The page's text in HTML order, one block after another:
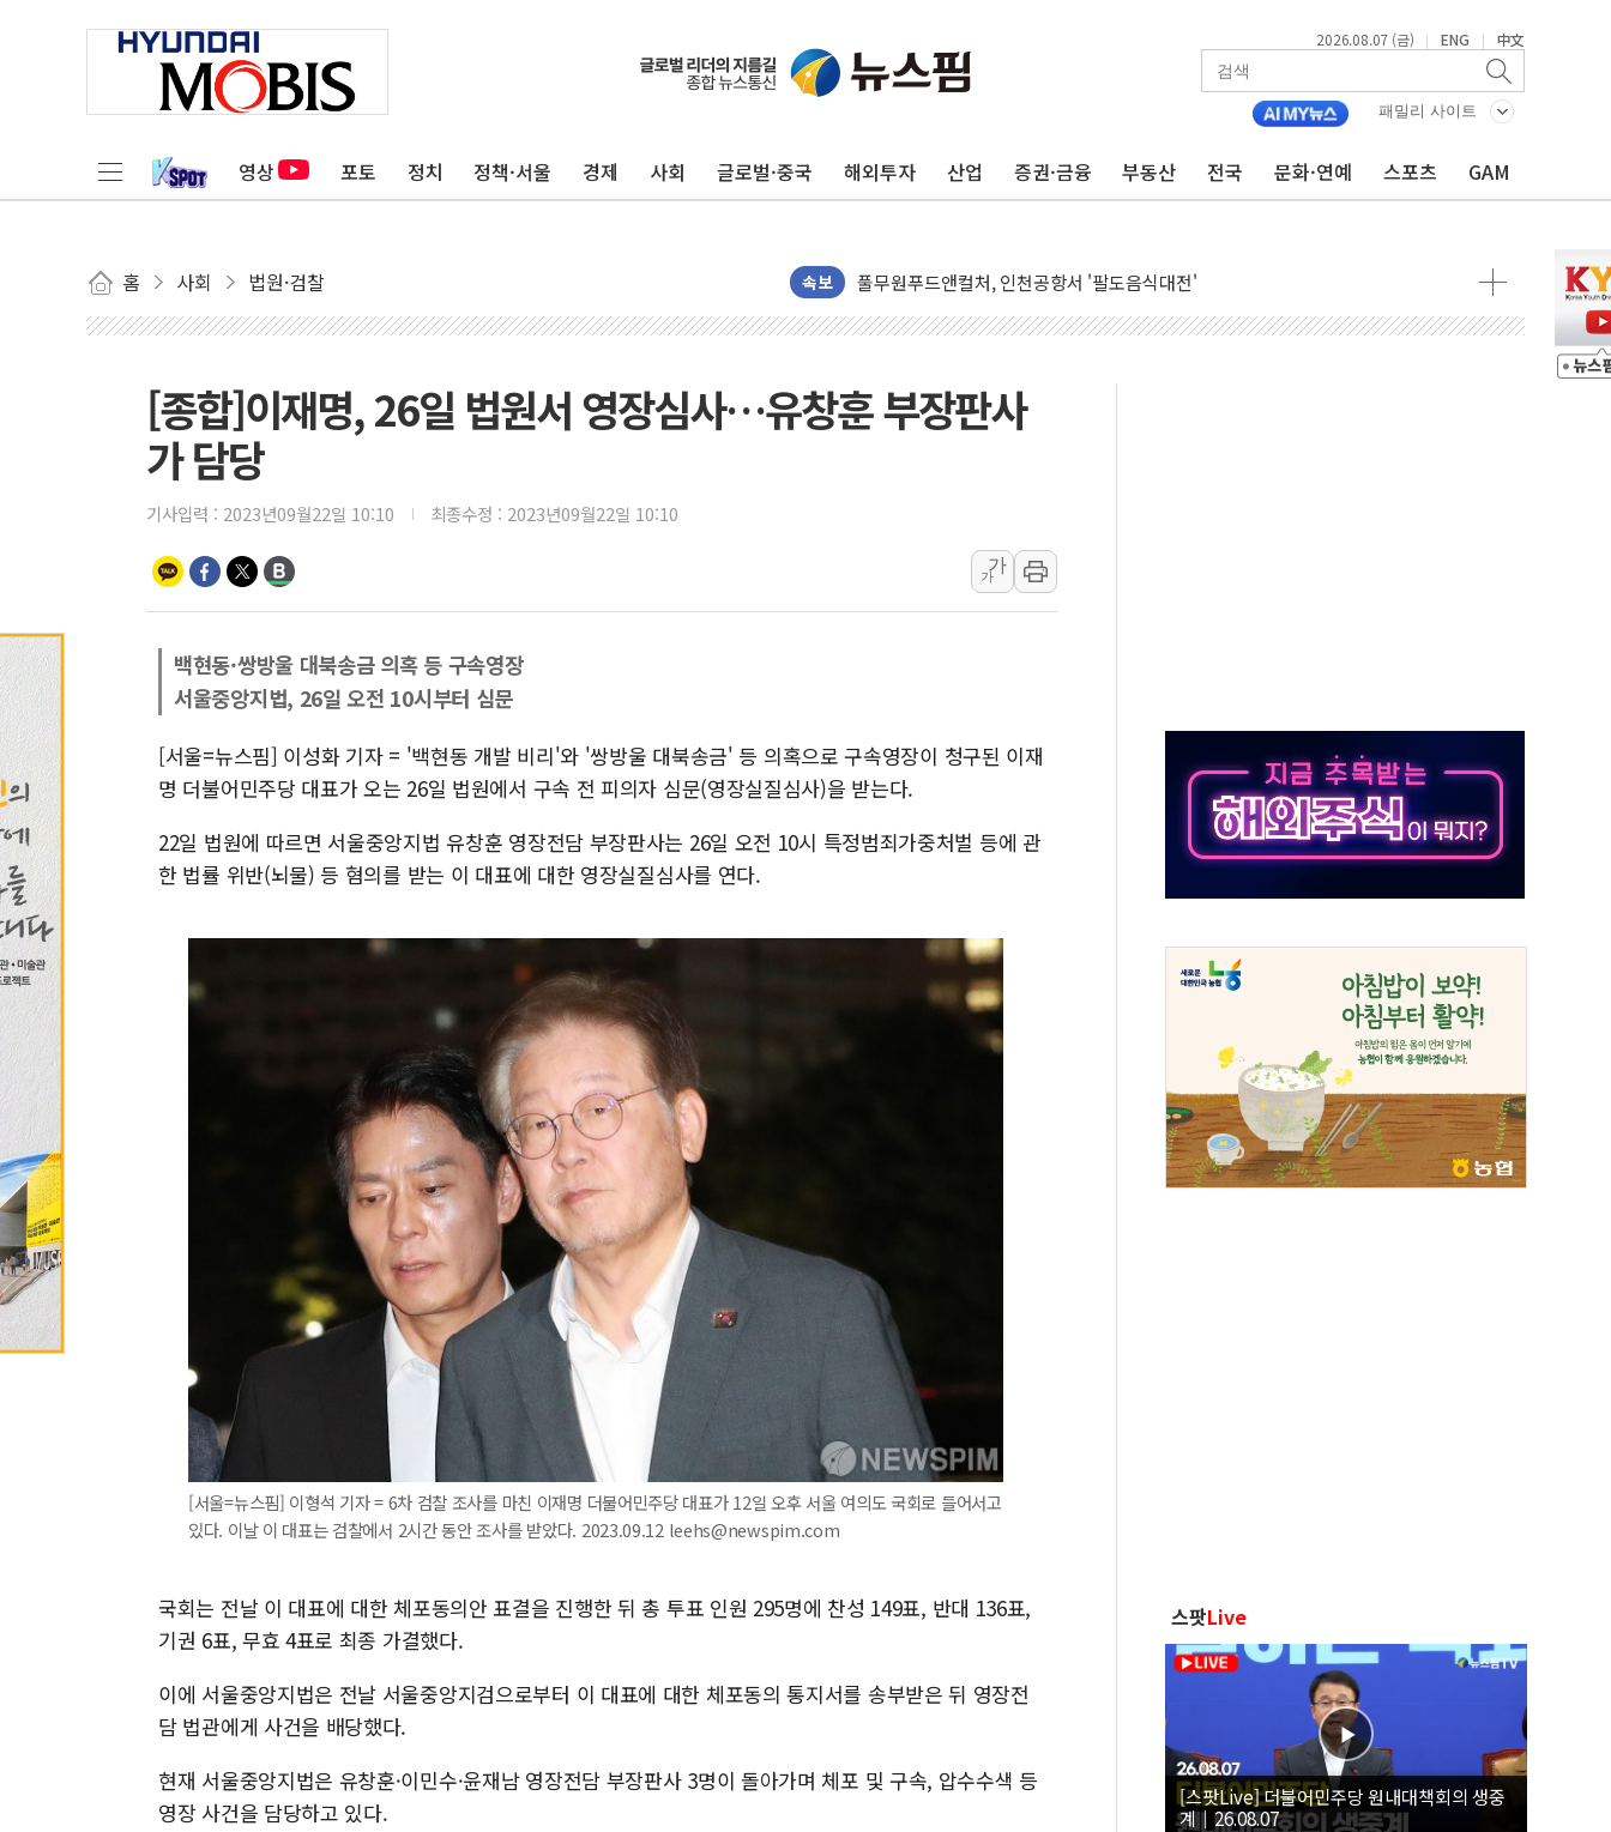
2026.08.07 (금) | ENG | 中文
패밀리 사이트
영상 포토 정치 정책·서울 경제 사회 글로벌·중국 해외투자 산업 증권·금융 부동산 전국 문화·연예 스포츠 GAM
홈 사회 법원·검찰 속보
네이버, AI 투자로 숨 고르기…매출 16% 늘고 영업이익은 제자리
카카오스타일 지그재그, '직잭뷰티 페스타'…최대 91% 할인
애경산업, 서울시 취약계층 위해 53억원 상당 통큰 기부
중기부, 떡국·떡볶이떡 제조업 '생계형 적합업종' 재지정...5년 더 보호
[뉴스핌 이 시각 PICK] 李, 오늘 부동산 2차 회의 外
카드사 고객 유입 창구 된 '트래블카드'…휴가철 넘어 장기 고객 묶는다
트럼프, '원정출산 시민권 차단' 행정명령 서명…출생시민권 제한 재시동
트럼프 "이란전 조만간 끝날 것"…군수품 부족설 일축 "막대한 무기 보유"
이란, 오만과 호르무즈 해협 재개방 합의 막바지.."美와 직접 협상 없어"
[민주 당권주자 일정] 송영길·정청래·김민석 후보 - 8월 7일
李대통령, 오늘 오후 2시 부동산정책 2차 점검회의…주택 공급 대책 막바지 조율
[오늘의 정치일정] 8월 7일(금)
[종합]이재명, 26일 법원서 영장심사…유창훈 부장판사
가 담당
기사입력 : 2023년09월22일 10:10 최종수정 : 2023년09월22일 10:10
가
가
백현동·쌍방울 대북송금 의혹 등 구속영장
서울중앙지법, 26일 오전 10시부터 심문
[서울=뉴스핌] 이성화 기자 = '백현동 개발 비리'와 '쌍방울 대북송금' 등 의혹으로 구속영장이 청구된 이재
명 더불어민주당 대표가 오는 26일 법원에서 구속 전 피의자 심문(영장실질심사)을 받는다.
22일 법원에 따르면 서울중앙지법 유창훈 영장전담 부장판사는 26일 오전 10시 특정범죄가중처벌 등에 관
한 법률 위반(뇌물) 등 혐의를 받는 이 대표에 대한 영장실질심사를 연다.
[서울=뉴스핌] 이형석 기자 = 6차 검찰 조사를 마친 이재명 더불어민주당 대표가 12일 오후 서울 여의도 국회로 들어서고
있다. 이날 이 대표는 검찰에서 2시간 동안 조사를 받았다. 2023.09.12 leehs@newspim.com
국회는 전날 이 대표에 대한 체포동의안 표결을 진행한 뒤 총 투표 인원 295명에 찬성 149표, 반대 136표,
기권 6표, 무효 4표로 최종 가결했다.
이에 서울중앙지법은 전날 서울중앙지검으로부터 이 대표에 대한 체포동의 통지서를 송부받은 뒤 영장전
담 법관에게 사건을 배당했다.
현재 서울중앙지법은 유창훈·이민수·윤재남 영장전담 부장판사 3명이 돌아가며 체포 및 구속, 압수수색 등
영장 사건을 담당하고 있다.
스팟Live
[스팟Live] 더불어민주당 원내대책회의 생중
계｜26.08.07